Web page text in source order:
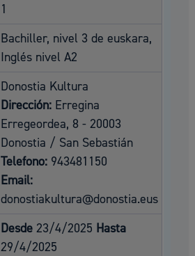
1
Bachiller, nivel 3 de euskara,
Inglés nivel A2
Donostia Kultura
Dirección: Erregina
Erregeordea, 8 - 20003
Donostia / San Sebastián
Telefono: 943481150
Email:
donostiakultura@donostia.eus
Desde 23/4/2025 Hasta
29/4/2025